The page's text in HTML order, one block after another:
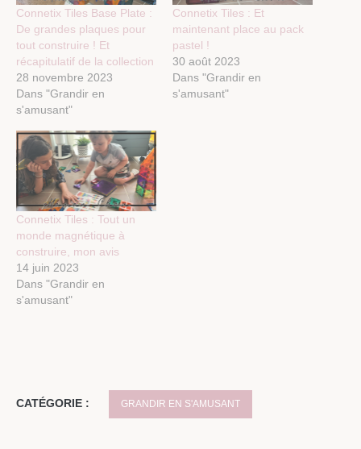
Connetix Tiles Base Plate :
De grandes plaques pour
tout construire ! Et
récapitulatif de la collection
28 novembre 2023
Dans "Grandir en
s'amusant"
Connetix Tiles : Et
maintenant place au pack
pastel !
30 août 2023
Dans "Grandir en
s'amusant"
Connetix Tiles : Tout un
monde magnétique à
construire, mon avis
14 juin 2023
Dans "Grandir en
s'amusant"
CATÉGORIE : GRANDIR EN S'AMUSANT